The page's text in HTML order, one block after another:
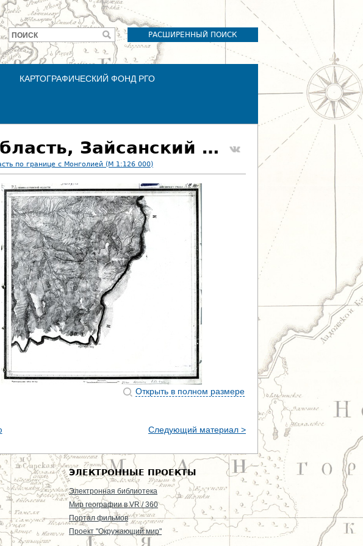
РАСШИРЕННЫЙ ПОИСК
Форма
поиска
ПОИСК
КАРТОГРАФИЧЕСКИЙ ФОНД РГО
Ряд I. Лист 2'. Семипалатинская область, Зайсанский уезд
по границе с Монголией (М 1:126 000)
Открыть в полном размере
Следующий материал >
ЭЛЕКТРОННЫЕ ПРОЕКТЫ
Электронная библиотека
Мир географии в VR / 360
Портал фильмов
Проект "Окружающий мир"